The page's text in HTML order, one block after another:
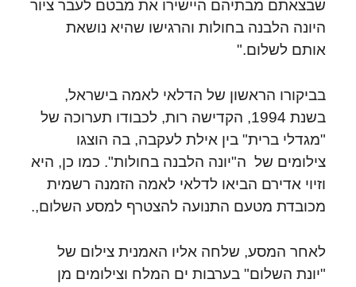
שבצאתם מבתיהם היישירו את מבטם לעבר ציור
היונה הלבנה בחולות והרגישו שהיא נושאת
אותם לשלום."
בביקורו הראשון של הדלאי לאמה בישראל,
בשנת 1994, הקדישה רות, לכבודו תערוכה של
"מגדלי ברית" בין אילת לעקבה, בה הוצגו
צילומים של ה"יונה הלבנה בחולות". כמו כן, היא
וזיוי אדירם הביאו לדלאי לאמה הזמנה רשמית
מכובדת מטעם התנועה להצטרף למסע השלום,.
לאחר המסע, שלחה אליו האמנית צילום של
"יונת השלום" בערבות ים המלח וצילומים מן